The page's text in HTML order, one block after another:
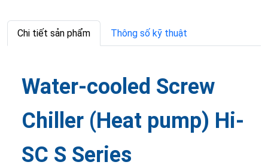
Chi tiết sản phẩm Thông số kỹ thuật
Water-cooled Screw
Chiller (Heat pump) Hi-
SC S Series